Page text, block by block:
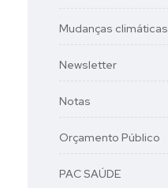
Mudanças climáticas
Newsletter
Notas
Orçamento Público
PAC SAÚDE